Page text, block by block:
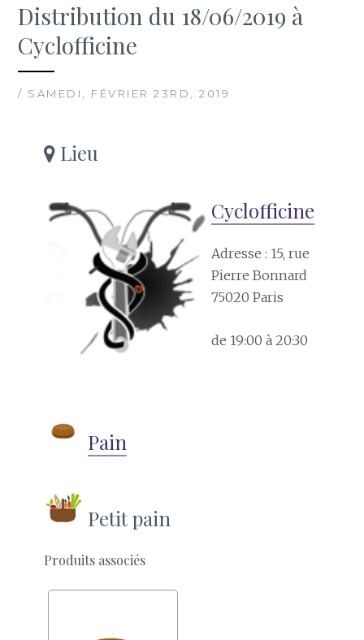
Distribution du 18/06/2019 à
Cyclofficine
/ SAMEDI, FÉVRIER 23RD, 2019
Lieu
Cyclofficine
Adresse : 15, rue
Pierre Bonnard
75020 Paris
de 19:00 à 20:30
Pain
Petit pain
Produits associés